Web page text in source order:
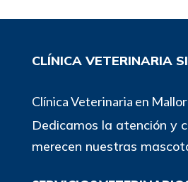
CLÍNICA VETERINARIA
Clínica Veterinaria en
Dedicamos la atención y
merecen nuestras